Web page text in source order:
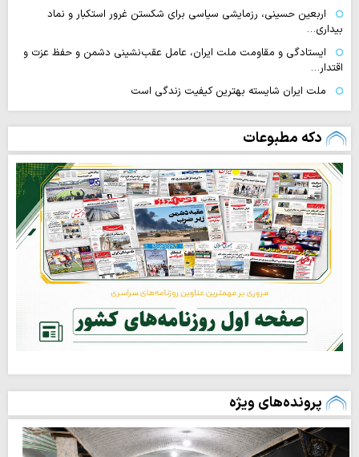
اربعین حسینی، رزمایشی سیاسی برای شکستن غرور استکبار و نماد
بیداری…
ایستادگی و مقاومت ملت ایران، عامل عقب‌نشینی دشمن و حفظ عزت و
اقتدار…
ملت ایران شایسته بهترین کیفیت زندگی است
دکه مطبوعات
پرونده‌های ویژه